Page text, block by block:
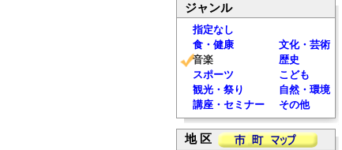
ジャンル
指定なし
食・健康
文化・芸術
音楽
歴史
スポーツ
こども
観光・祭り
自然・環境
講座・セミナー
その他
地 区